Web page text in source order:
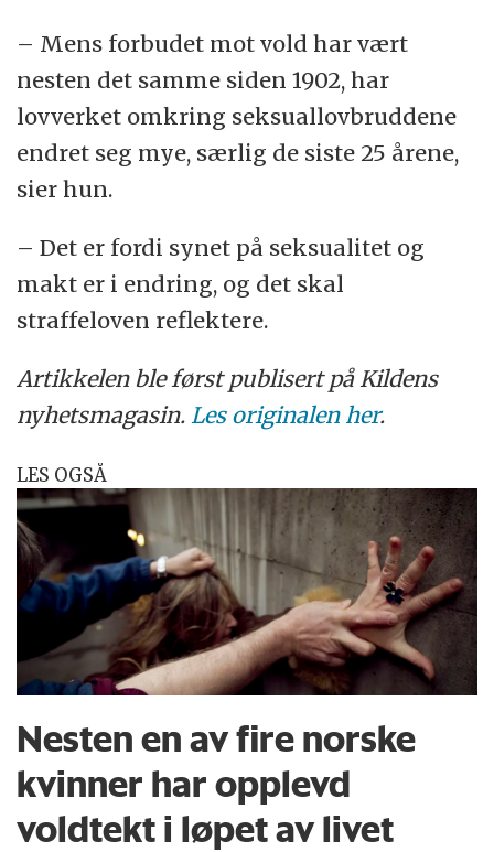
– Mens forbudet mot vold har vært
nesten det samme siden 1902, har
lovverket omkring seksuallovbruddene
endret seg mye, særlig de siste 25 årene,
sier hun.
– Det er fordi synet på seksualitet og
makt er i endring, og det skal
straffeloven reflektere.
Artikkelen ble først publisert på Kildens
nyhetsmagasin.Les originalen her.
LES OGSÅ
Nesten en av fire norske
kvinner har opplevd
voldtekt i løpet av livet